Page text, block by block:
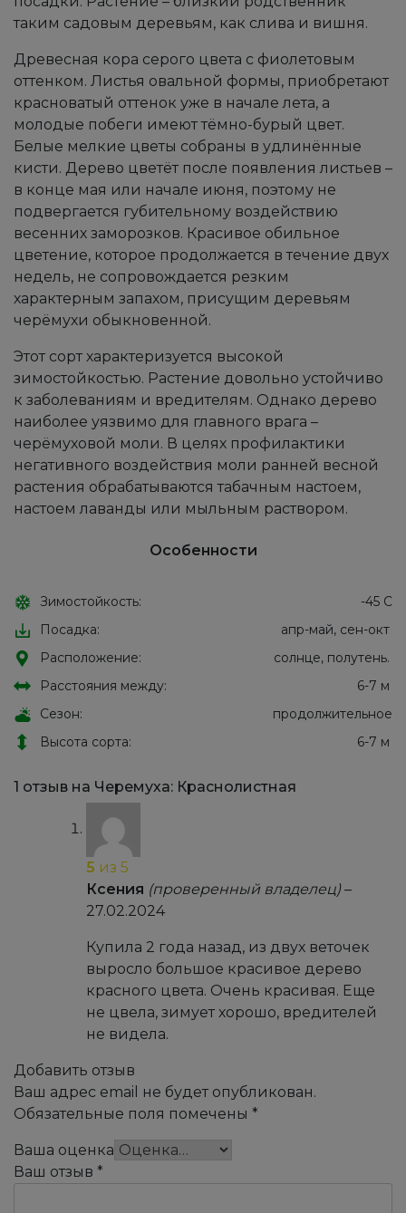
таким садовым деревьям, как слива и вишня.
Древесная кора серого цвета с фиолетовым
оттенком. Листья овальной формы, приобретают
красноватый оттенок уже в начале лета, а
молодые побеги имеют тёмно-бурый цвет.
Белые мелкие цветы собраны в удлинённые
кисти. Дерево цветёт после появления листьев –
в конце мая или начале июня, поэтому не
подвергается губительному воздействию
весенних заморозков. Красивое обильное
цветение, которое продолжается в течение двух
недель, не сопровождается резким
характерным запахом, присущим деревьям
черёмухи обыкновенной.
Этот сорт характеризуется высокой
зимостойкостью. Растение довольно устойчиво
к заболеваниям и вредителям. Однако дерево
наиболее уязвимо для главного врага –
черёмуховой моли. В целях профилактики
негативного воздействия моли ранней весной
растения обрабатываются табачным настоем,
настоем лаванды или мыльным раствором.
Особенности
Зимостойкость:
-45 С
Посадка:
апр-май, сен-окт
Расположение:
солнце, полутень.
Расстояния между:
6-7 м
Сезон:
продолжительное
Высота сорта:
6-7 м
1 отзыв на Черемуха: Краснолистная
5 из 5
Ксения (проверенный владелец) –
27.02.2024
Купила 2 года назад, из двух веточек
выросло большое красивое дерево
красного цвета. Очень красивая. Еще
не цвела, зимует хорошо, вредителей
не видела.
Добавить отзыв
Ваш адрес email не будет опубликован.
Обязательные поля помечены *
Ваша оценка
Ваш отзыв *